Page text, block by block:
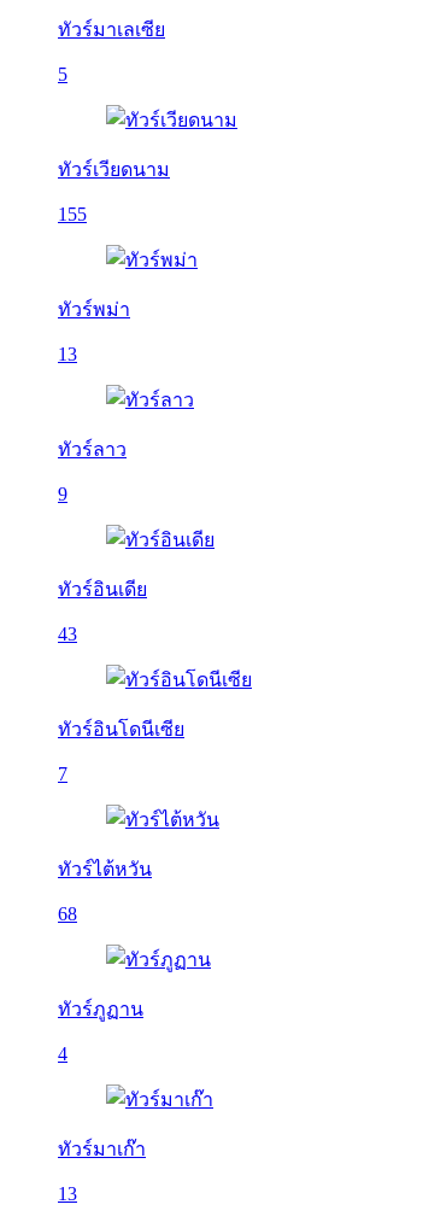
ทัวร์มาเลเซีย
5
ทัวร์เวียดนาม
155
ทัวร์พม่า
13
ทัวร์ลาว
9
ทัวร์อินเดีย
43
ทัวร์อินโดนีเซีย
7
ทัวร์ไต้หวัน
68
ทัวร์ภูฏาน
4
ทัวร์มาเก๊า
13